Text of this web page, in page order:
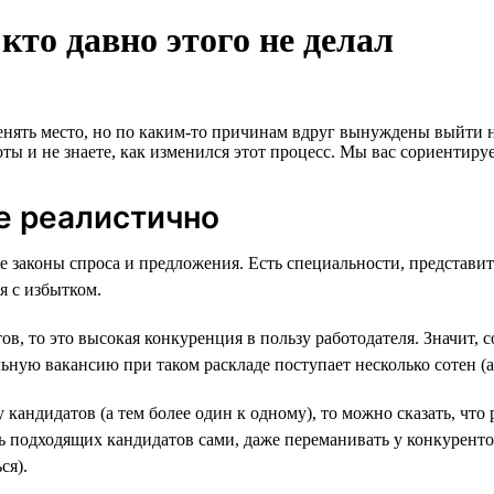
давно этого не делал
место, но по каким-то причинам вдруг вынуждены выйти
и не знаете, как изменился этот процесс. Мы вас
реалистично
спроса и предложения. Есть специальности,
с избытком.
это высокая конкуренция в пользу работодателя. Значит,
вакансию при таком раскладе поступает несколько сотен
(а тем более один к одному), то можно сказать, что
подходящих кандидатов сами, даже переманивать у